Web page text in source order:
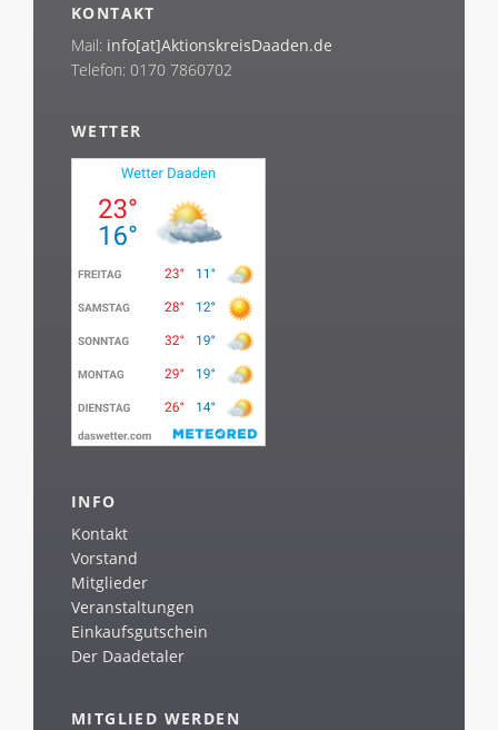
KONTAKT
Mail: info[at]AktionskreisDaaden.de
Telefon: 0170 7860702
WETTER
INFO
Kontakt
Vorstand
Mitglieder
Veranstaltungen
Einkaufsgutschein
Der Daadetaler
MITGLIED WERDEN